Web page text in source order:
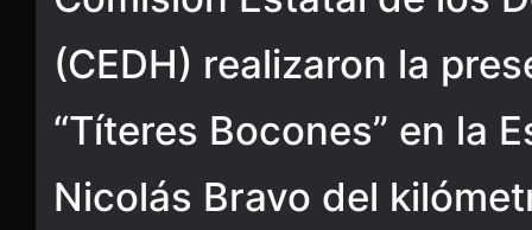
(CEDH) realizaron la
“Títeres Bocones” en la
Nicolás Bravo del